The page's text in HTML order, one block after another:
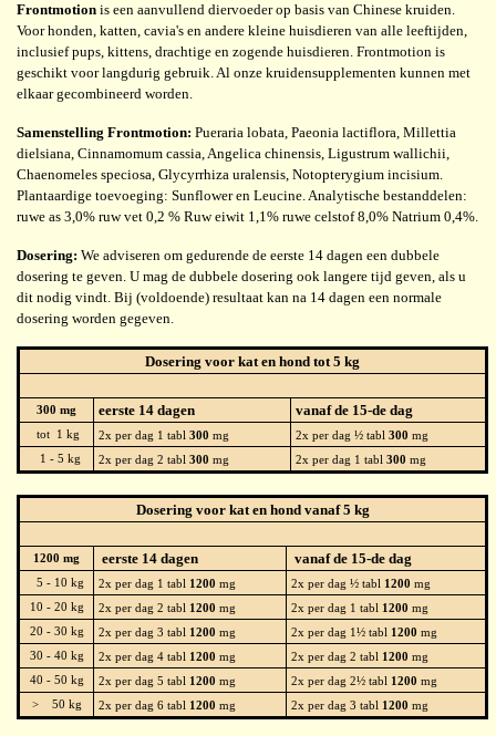
Frontmotion is een aanvullend diervoeder op basis van Chinese kruiden.
Voor honden, katten, cavia's en andere kleine huisdieren van alle leeftijden,
inclusief pups, kittens, drachtige en zogende huisdieren. Frontmotion is
geschikt voor langdurig gebruik. Al onze kruidensupplementen kunnen met
elkaar gecombineerd worden.
Samenstelling Frontmotion: Pueraria lobata, Paeonia lactiflora, Millettia
dielsiana, Cinnamomum cassia, Angelica chinensis, Ligustrum wallichii,
Chaenomeles speciosa, Glycyrrhiza uralensis, Notopterygium incisium.
Plantaardige toevoeging: Sunflower en Leucine. Analytische bestanddelen:
ruwe as 3,0% ruw vet 0,2 % Ruw eiwit 1,1% ruwe celstof 8,0% Natrium 0,4%.
Dosering: We adviseren om gedurende de eerste 14 dagen een dubbele
dosering te geven. U mag de dubbele dosering ook langere tijd geven, als u
dit nodig vindt. Bij (voldoende) resultaat kan na 14 dagen een normale
dosering worden gegeven.
Dosering voor kat en hond tot 5 kg
300 mg eerste 14 dagen vanaf de 15-de dag
tot 1 kg 2x per dag 1 tabl 300 mg 2x per dag ½ tabl 300 mg
1 - 5 kg
2x per dag 2 tabl 300 mg 2x per dag 1 tabl 300 mg
Dosering voor kat en hond vanaf 5 kg
1200 mg eerste 14 dagen vanaf de 15-de dag
5 - 10 kg 2x per dag 1 tabl 1200 mg 2x per dag ½ tabl 1200 mg
10 - 20 kg
2x per dag 2 tabl 1200 mg 2x per dag 1 tabl 1200 mg
20 - 30 kg
2x per dag 3 tabl 1200 mg 2x per dag 1½ tabl 1200 mg
30 - 40 kg
2x per dag 4 tabl 1200 mg 2x per dag 2 tabl 1200 mg
40 - 50 kg
2x per dag 5 tabl 1200 mg 2x per dag 2½ tabl 1200 mg
> 50 kg
2x per dag 6 tabl 1200 mg 2x per dag 3 tabl 1200 mg